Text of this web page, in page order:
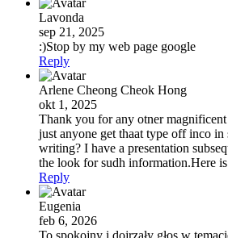
Lavonda
sep 21, 2025
:)Stop by my web page google
Reply
Arlene Cheong Cheok Hong
okt 1, 2025
Thank you for any otner
just anyone get thaat type off inco in
writing? I have a presentation
the look for sudh information.Here
Reply
Eugenia
feb 6, 2026
To spokojny i dojrzały głos w